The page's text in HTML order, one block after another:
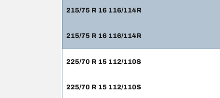
215/75 R 16 116/114R
215/75 R 16 116/114R
225/70 R 15 112/110S
225/70 R 15 112/110S